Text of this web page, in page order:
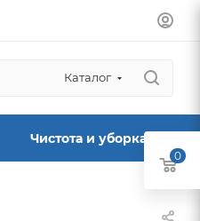
Каталог
Чистота и уборка
0